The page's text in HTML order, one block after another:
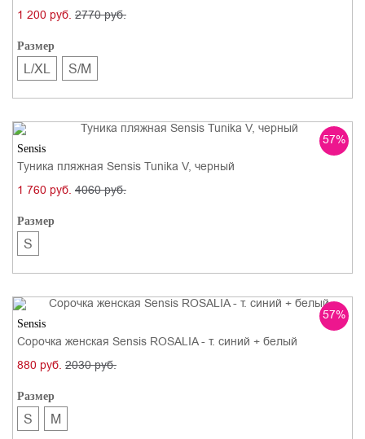
1 200 руб. 2770 руб.
Размер
L/XL S/M
57%
Sensis
Туника пляжная Sensis Tunika V, черный
1 760 руб. 4060 руб.
Размер
S
57%
Sensis
Сорочка женская Sensis ROSALIA - т. синий + белый
880 руб. 2030 руб.
Размер
S M